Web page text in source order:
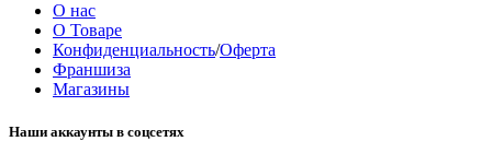
О нас
О Товаре
Конфиденциальность/Оферта
Франшиза
Магазины
Наши аккаунты в соцсетях